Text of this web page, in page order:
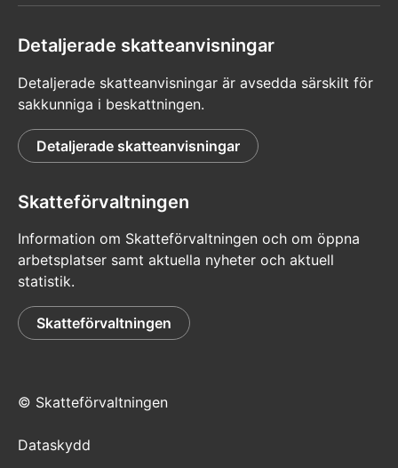
Detaljerade skatteanvisningar
Detaljerade skatteanvisningar är avsedda särskilt för
sakkunniga i beskattningen.
Detaljerade skatteanvisningar
Skatteförvaltningen
Information om Skatteförvaltningen och om öppna
arbetsplatser samt aktuella nyheter och aktuell
statistik.
Skatteförvaltningen
© Skatteförvaltningen
Dataskydd